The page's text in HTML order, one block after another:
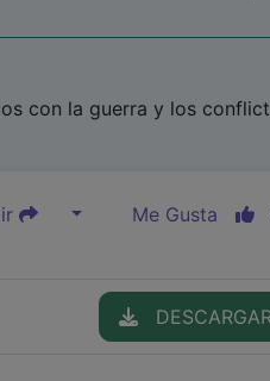
con la guerra y los
Me Gusta